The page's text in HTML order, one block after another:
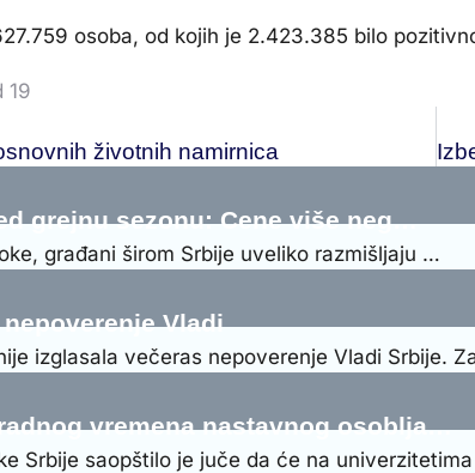
osoba, od kojih je 2.423.385 bilo
19
životnih namirnica
grejnu sezonu: Cene više neg…
građani širom Srbije uveliko razmišljaju …
Vladi
izglasala večeras nepoverenje Vladi Srbije.
vremena nastavnog osoblja…
Srbije saopštilo je juče da će na